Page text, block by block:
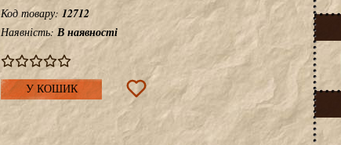
Код товару: 12712
Наявність:В наявності
У КОШИК